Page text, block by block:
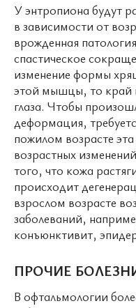
У энтропиона будут
в зависимости от
врожденная
спастическое
изменение формы
этой мышцы, то край
глаза. Чтобы
деформация,
пожилом возрасте
возрастных
того, что кожа
происходит
взрослом возрасте
заболеваний,
конъюнктивит,
ПРОЧИЕ
В офтальмологии